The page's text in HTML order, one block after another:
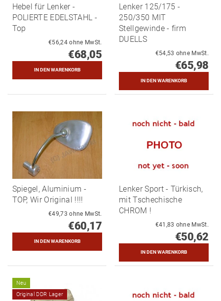
Hebel für Lenker -
POLIERTE EDELSTAHL -
Top
€56,24 ohne MwSt.
€68,05
Lenker 125/175 -
250/350 MIT
Stellgewinde - firm
DUELLS
€54,53 ohne MwSt.
€65,98
Spiegel, Aluminium -
TOP, Wir Original !!!!
€49,73 ohne MwSt.
€60,17
Lenker Sport - Türkisch,
mit Tschechische
CHROM !
€41,83 ohne MwSt.
€50,62
Neu
Original DDR Lager